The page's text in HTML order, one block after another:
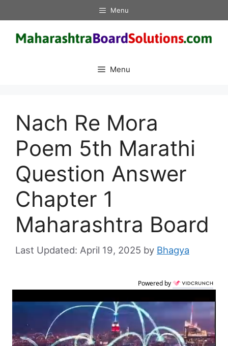
to
content
Menu
Menu
Nach Re Mora
Poem 5th Marathi
Question Answer
Chapter 1
Maharashtra Board
April 19, 2025 by Bhagya
Powered by